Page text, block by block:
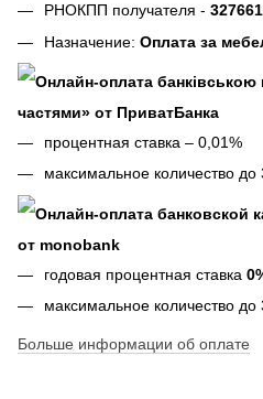
РНОКПП получателя -
Назначение: Оплата за
частями» от ПриватБанка
процентная ставка – 0,01%
максимальное количество до
от monobank
годовая процентная ставка
максимальное количество до
Больше информации об оплате